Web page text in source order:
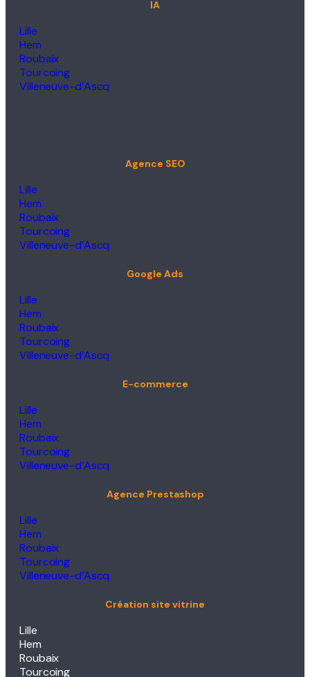
IA
Lille
Hem
Roubaix
Tourcoing
Villeneuve-d’Ascq
Agence SEO
Lille
Hem
Roubaix
Tourcoing
Villeneuve-d’Ascq
Google Ads
Lille
Hem
Roubaix
Tourcoing
Villeneuve-d’Ascq
E-commerce
Lille
Hem
Roubaix
Tourcoing
Villeneuve-d’Ascq
Agence Prestashop
Lille
Hem
Roubaix
Tourcoing
Villeneuve-d’Ascq
Création site vitrine
Lille
Hem
Roubaix
Tourcoing